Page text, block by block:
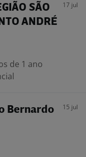
SÃO
ANDRÉ
17 jul
de 1 ano
Bernardo
15 jul